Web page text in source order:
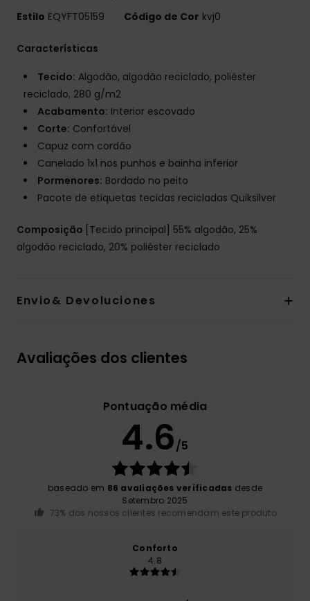
Estilo EQYFT05159 Código de Cor kvj0
Características
Tecido: Algodão, algodão reciclado, poliéster
reciclado, 280 g/m2
Acabamento: Interior escovado
Corte: Confortável
Capuz com cordão
Canelado 1x1 nos punhos e bainha inferior
Pormenores: Bordado no peito
Pacote de etiquetas tecidas recicladas Quiksilver
Composição [Tecido principal] 55% algodão, 25%
algodão reciclado, 20% poliéster reciclado
Envio& Devoluciones
Avaliações dos clientes
Pontuação média
4.6/5
baseado em 86 avaliações verificadas desde
Setembro 2025
73% dos nossos clientes recomendam este produto
Conforto
4.8